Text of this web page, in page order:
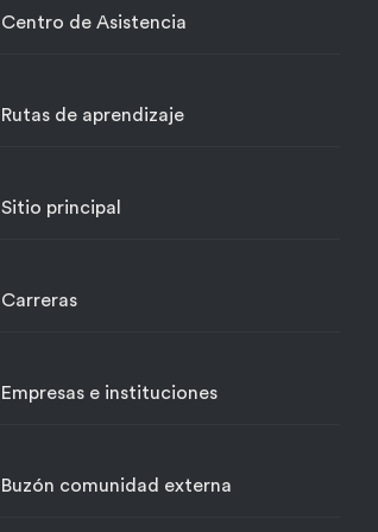
Centro de Asistencia
Rutas de aprendizaje
Sitio principal
Carreras
Empresas e instituciones
Buzón comunidad externa